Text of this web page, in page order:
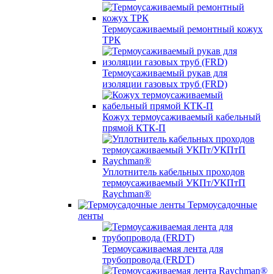
Термоусаживаемый ремонтный кожух
ТРК
Термоусаживаемый рукав для
изоляции газовых труб (FRD)
Кожух термоусаживаемый кабельный
прямой КТК-П
Уплотнитель кабельных проходов
термоусаживаемый УКПт/УКПтП
Raychman®
Термоусадочные
ленты
Термоусаживаемая лента для
трубопровода (FRDT)